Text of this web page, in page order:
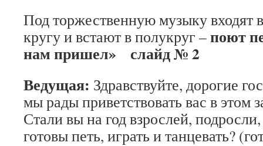
Под торжественную музыку входят
кругу и встают в полукруг –поют
нам пришел»
слайд № 2
Ведущая: Здравствуйте, дорогие
мы рады приветствовать вас в этом
Стали вы на год взрослей,
готовы петь, играть и танцевать?